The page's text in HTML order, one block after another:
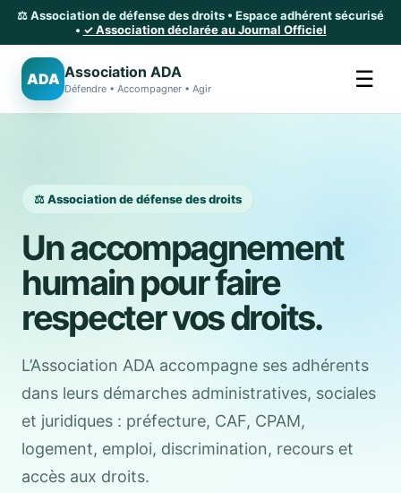
⚖️ Association de défense des droits • Espace adhérent sécurisé
• ✓ Association déclarée au Journal Officiel
ADA Association ADA
Défendre • Accompagner • Agir ☰
⚖️ Association de défense des droits
Un accompagnement
humain pour faire
respecter vos droits.
L’Association ADA accompagne ses adhérents
dans leurs démarches administratives, sociales
et juridiques : préfecture, CAF, CPAM,
logement, emploi, discrimination, recours et
accès aux droits.